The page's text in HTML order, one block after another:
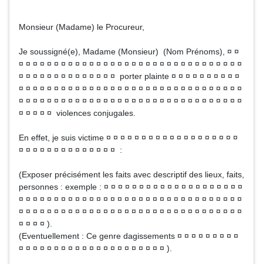
Monsieur (Madame) le Procureur,
Je soussigné(e), Madame (Monsieur) (Nom Prénoms), ¤ ¤
¤ ¤ ¤ ¤ ¤ ¤ ¤ ¤ ¤ ¤ ¤ ¤ ¤ ¤ ¤ ¤ ¤ ¤ ¤ ¤ ¤ ¤ ¤ ¤ ¤ ¤ ¤ ¤ ¤ ¤ ¤ ¤
¤ ¤ ¤ ¤ ¤ ¤ ¤ ¤ ¤ ¤ ¤ ¤ ¤ ¤ porter plainte ¤ ¤ ¤ ¤ ¤ ¤ ¤ ¤ ¤ ¤
¤ ¤ ¤ ¤ ¤ ¤ ¤ ¤ ¤ ¤ ¤ ¤ ¤ ¤ ¤ ¤ ¤ ¤ ¤ ¤ ¤ ¤ ¤ ¤ ¤ ¤ ¤ ¤ ¤ ¤ ¤ ¤
¤ ¤ ¤ ¤ ¤ ¤ ¤ ¤ ¤ ¤ ¤ ¤ ¤ ¤ ¤ ¤ ¤ ¤ ¤ ¤ ¤ ¤ ¤ ¤ ¤ ¤ ¤ ¤ ¤ ¤ ¤ ¤
¤ ¤ ¤ ¤ ¤ violences conjugales.
En effet, je suis victime ¤ ¤ ¤ ¤ ¤ ¤ ¤ ¤ ¤ ¤ ¤ ¤ ¤ ¤ ¤ ¤ ¤ ¤ ¤
¤ ¤ ¤ ¤ ¤ ¤ ¤ ¤ ¤ ¤ ¤ ¤ ¤ ¤ :
(Exposer précisément les faits avec descriptif des lieux, faits,
personnes : exemple : ¤ ¤ ¤ ¤ ¤ ¤ ¤ ¤ ¤ ¤ ¤ ¤ ¤ ¤ ¤ ¤ ¤ ¤ ¤ ¤
¤ ¤ ¤ ¤ ¤ ¤ ¤ ¤ ¤ ¤ ¤ ¤ ¤ ¤ ¤ ¤ ¤ ¤ ¤ ¤ ¤ ¤ ¤ ¤ ¤ ¤ ¤ ¤ ¤ ¤ ¤ ¤
¤ ¤ ¤ ¤ ¤ ¤ ¤ ¤ ¤ ¤ ¤ ¤ ¤ ¤ ¤ ¤ ¤ ¤ ¤ ¤ ¤ ¤ ¤ ¤ ¤ ¤ ¤ ¤ ¤ ¤ ¤ ¤
¤ ¤ ¤ ¤ ).
(Eventuellement : Ce genre dagissements ¤ ¤ ¤ ¤ ¤ ¤ ¤ ¤ ¤
¤ ¤ ¤ ¤ ¤ ¤ ¤ ¤ ¤ ¤ ¤ ¤ ¤ ¤ ¤ ¤ ¤ ¤ ¤ ¤ ¤ ).